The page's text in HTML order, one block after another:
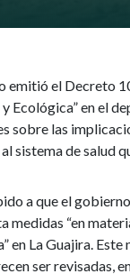
emitió el Decreto
Ecológica” en el
sobre las
sistema de salud
a que el
“en
en La Guajira.
ser revisadas,